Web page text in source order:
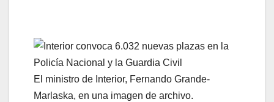
El ministro de Interior, Fernando Grande-
Marlaska, en una imagen de archivo.